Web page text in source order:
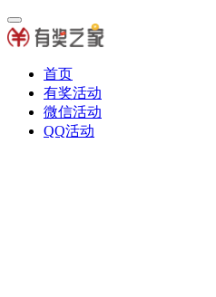
首页
有奖活动
微信活动
QQ活动